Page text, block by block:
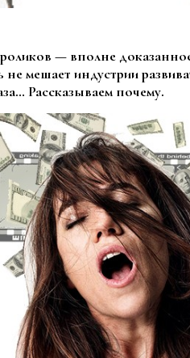
— вполне
мешает индустрии
Рассказываем почему.